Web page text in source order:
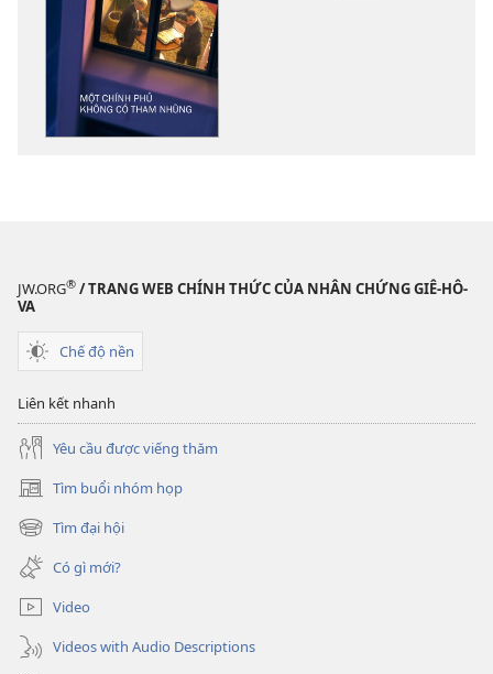
Một
JW.ORG® / TRANG WEB CHÍNH THỨC CỦA NHÂN CHỨNG GIÊ-HÔ-
VA
Chế độ nền
Liên kết nhanh
Yêu cầu được viếng thăm
Tìm buổi nhóm họp
(mở
cửa
sổ
mới)
Tìm đại hội
(mở
cửa
sổ
mới)
Có gì mới?
Video
Videos with Audio Descriptions